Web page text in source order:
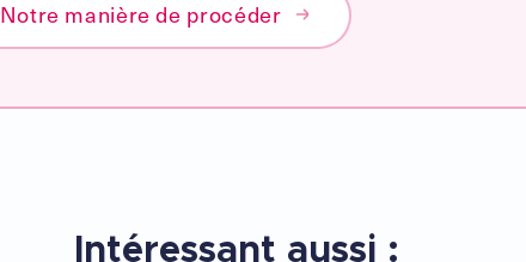
Notre manière de procéder
Intéressant aussi :